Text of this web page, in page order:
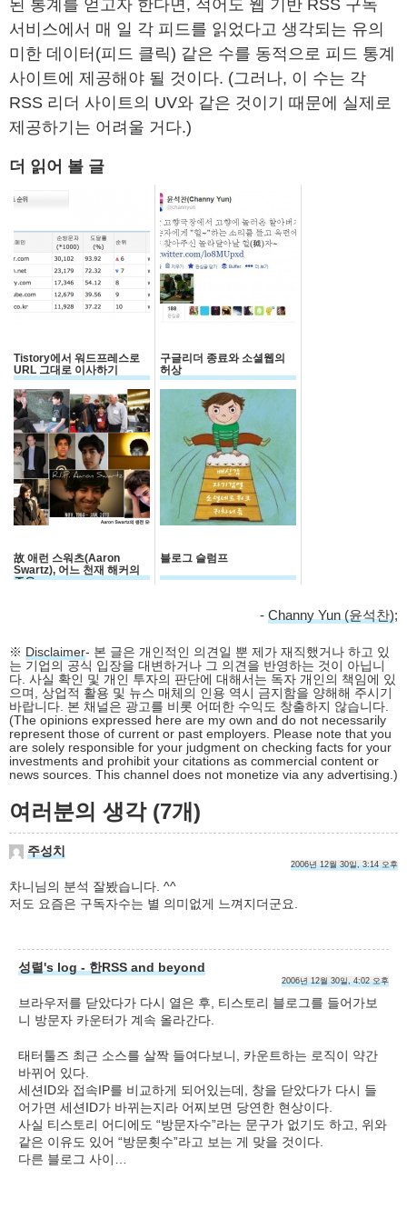
된 통계를 얻고자 한다면, 적어도 웹 기반 RSS 구독
서비스에서 매 일 각 피드를 읽었다고 생각되는 유의
미한 데이터(피드 클릭) 같은 수를 동적으로 피드 통계
사이트에 제공해야 될 것이다. (그러나, 이 수는 각
RSS 리더 사이트의 UV와 같은 것이기 때문에 실제로
제공하기는 어려울 거다.)
더 읽어 볼 글
Tistory에서 워드프레스로
URL 그대로 이사하기
구글리더 종료와 소셜웹의
허상
故 애런 스워츠(Aaron
Swartz), 어느 천재 해커의
죽음
블로그 슬럼프
- Channy Yun (윤석찬);
※ Disclaimer- 본 글은 개인적인 의견일 뿐 제가 재직했거나 하고 있
는 기업의 공식 입장을 대변하거나 그 의견을 반영하는 것이 아닙니
다. 사실 확인 및 개인 투자의 판단에 대해서는 독자 개인의 책임에 있
으며, 상업적 활용 및 뉴스 매체의 인용 역시 금지함을 양해해 주시기
바랍니다. 본 채널은 광고를 비롯 어떠한 수익도 창출하지 않습니다.
(The opinions expressed here are my own and do not necessarily
represent those of current or past employers. Please note that you
are solely responsible for your judgment on checking facts for your
investments and prohibit your citations as commercial content or
news sources. This channel does not monetize via any advertising.)
여러분의 생각 (7개)
주성치
2006년 12월 30일, 3:14 오후
차니님의 분석 잘봤습니다. ^^
저도 요즘은 구독자수는 별 의미없게 느껴지더군요.
성렬's log - 한RSS and beyond
2006년 12월 30일, 4:02 오후
브라우저를 닫았다가 다시 열은 후, 티스토리 블로그를 들어가보
니 방문자 카운터가 계속 올라간다.
태터툴즈 최근 소스를 살짝 들여다보니, 카운트하는 로직이 약간
바뀌어 있다.
세션ID와 접속IP를 비교하게 되어있는데, 창을 닫았다가 다시 들
어가면 세션ID가 바뀌는지라 어찌보면 당연한 현상이다.
사실 티스토리 어디에도 “방문자수”라는 문구가 없기도 하고, 위와
같은 이유도 있어 “방문횟수”라고 보는 게 맞을 것이다.
다른 블로그 사이…